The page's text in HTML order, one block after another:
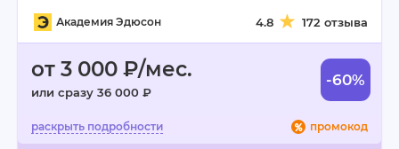
Академия Эдюсон 4.8 172 отзыва
от 3 000 ₽/мес.
или сразу 36 000 ₽
-60%
промокод